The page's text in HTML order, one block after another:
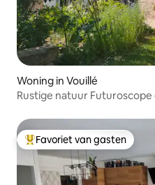
Woning in Vouillé
Rustige natuur
Topfavoriet van gasten
Favoriet van gasten